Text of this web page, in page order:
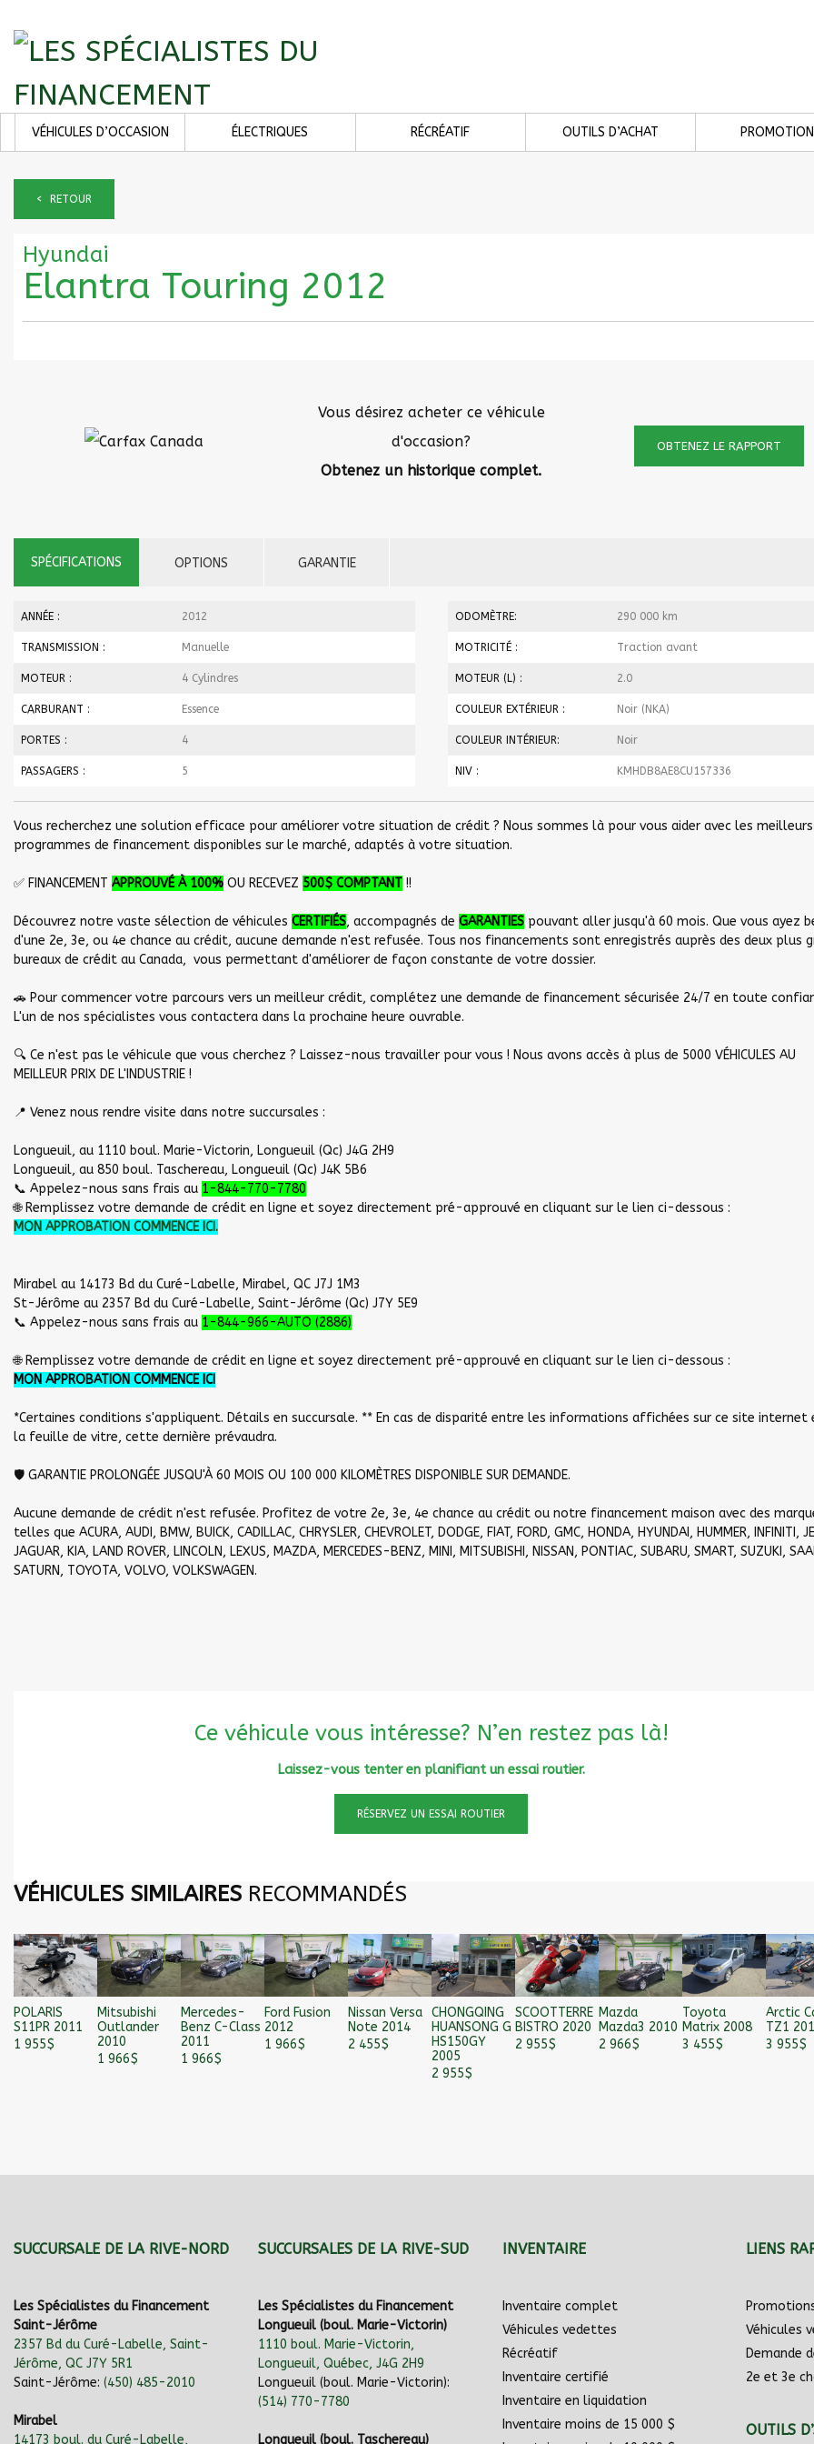
VÉHICULES D’OCCASION ÉLECTRIQUES RÉCRÉATIF OUTILS D’ACHAT
< RETOUR
Hyundai
Elantra Touring 2012
Vous désirez acheter ce véhicule
d'occasion?
Obtenez un historique complet.
OBTENEZ LE RAPPORT
SPÉCIFICATIONS OPTIONS GARANTIE
ANNÉE : 2012 ODOMÈTRE: 290 000 km
TRANSMISSION : Manuelle MOTRICITÉ : Traction avant
MOTEUR : 4 Cylindres MOTEUR (L) : 2.0
CARBURANT : Essence COULEUR EXTÉRIEUR : Noir (NKA)
PORTES : 4 COULEUR INTÉRIEUR: Noir
PASSAGERS : 5 NIV : KMHDB8AE8CU157336
Vous recherchez une solution efficace pour améliorer votre situation de crédit ? Nous sommes là pour vous aider avec les meilleurs
programmes de financement disponibles sur le marché, adaptés à votre situation.
✅ FINANCEMENT APPROUVÉ À 100% OU RECEVEZ 500$ COMPTANT !!
Découvrez notre vaste sélection de véhicules CERTIFIÉS, accompagnés de GARANTIES pouvant aller jusqu'à 60 mois. Que vous ayez
d'une 2e, 3e, ou 4e chance au crédit, aucune demande n'est refusée. Tous nos financements sont enregistrés auprès des deux plus
bureaux de crédit au Canada, vous permettant d'améliorer de façon constante de votre dossier.
🚗 Pour commencer votre parcours vers un meilleur crédit, complétez une demande de financement sécurisée 24/7 en toute
L'un de nos spécialistes vous contactera dans la prochaine heure ouvrable.
🔍 Ce n'est pas le véhicule que vous cherchez ? Laissez-nous travailler pour vous ! Nous avons accès à plus de 5000 VÉHICULES AU
MEILLEUR PRIX DE L'INDUSTRIE !
📍 Venez nous rendre visite dans notre succursales :
Longueuil, au 1110 boul. Marie-Victorin, Longueuil (Qc) J4G 2H9
Longueuil, au 850 boul. Taschereau, Longueuil (Qc) J4K 5B6
📞 Appelez-nous sans frais au 1-844-770-7780
🌐 Remplissez votre demande de crédit en ligne et soyez directement pré-approuvé en cliquant sur le lien ci-dessous :
MON APPROBATION COMMENCE ICI.
Mirabel au 14173 Bd du Curé-Labelle, Mirabel, QC J7J 1M3
St-Jérôme au 2357 Bd du Curé-Labelle, Saint-Jérôme (Qc) J7Y 5E9
📞 Appelez-nous sans frais au 1-844-966-AUTO (2886)
🌐 Remplissez votre demande de crédit en ligne et soyez directement pré-approuvé en cliquant sur le lien ci-dessous :
MON APPROBATION COMMENCE ICI
*Certaines conditions s'appliquent. Détails en succursale. ** En cas de disparité entre les informations affichées sur ce site internet
la feuille de vitre, cette dernière prévaudra.
🛡️ GARANTIE PROLONGÉE JUSQU'À 60 MOIS OU 100 000 KILOMÈTRES DISPONIBLE SUR DEMANDE.
Aucune demande de crédit n'est refusée. Profitez de votre 2e, 3e, 4e chance au crédit ou notre financement maison avec des
telles que ACURA, AUDI, BMW, BUICK, CADILLAC, CHRYSLER, CHEVROLET, DODGE, FIAT, FORD, GMC, HONDA, HYUNDAI, HUMMER, INFINITI,
JAGUAR, KIA, LAND ROVER, LINCOLN, LEXUS, MAZDA, MERCEDES-BENZ, MINI, MITSUBISHI, NISSAN, PONTIAC, SUBARU, SMART, SUZUKI,
SATURN, TOYOTA, VOLVO, VOLKSWAGEN.
Ce véhicule vous intéresse? N’en restez pas là!
Laissez-vous tenter en planifiant un essai routier.
RÉSERVEZ UN ESSAI ROUTIER
VÉHICULES SIMILAIRES RECOMMANDÉS
POLARIS
S11PR 2011
1 955$
Mitsubishi
Outlander
2010
1 966$
Mercedes-
Benz C-Class
2011
1 966$
Ford Fusion
2012
1 966$
Nissan Versa
Note 2014
2 455$
CHONGQING
HUANSONG G
HS150GY
2005
2 955$
SCOOTTERRE
BISTRO 2020
2 955$
Mazda
Mazda3 2010
2 966$
Toyota
Matrix 2008
3 455$
Arctic
TZ1
3 955$
SUCCURSALE DE LA RIVE-NORD
Les Spécialistes du Financement
Saint-Jérôme
2357 Bd du Curé-Labelle, Saint-
Jérôme, QC J7Y 5R1
Saint-Jérôme: (450) 485-2010
Mirabel
14173 boul. du Curé-Labelle,
SUCCURSALES DE LA RIVE-SUD
Les Spécialistes du Financement
Longueuil (boul. Marie-Victorin)
1110 boul. Marie-Victorin,
Longueuil, Québec, J4G 2H9
Longueuil (boul. Marie-Victorin):
(514) 770-7780
Longueuil (boul. Taschereau)
INVENTAIRE
Inventaire complet
Véhicules vedettes
Récréatif
Inventaire certifié
Inventaire en liquidation
Inventaire moins de 15 000 $
LIENS
Véhicules
Demande
2e et 3e
OUTILS